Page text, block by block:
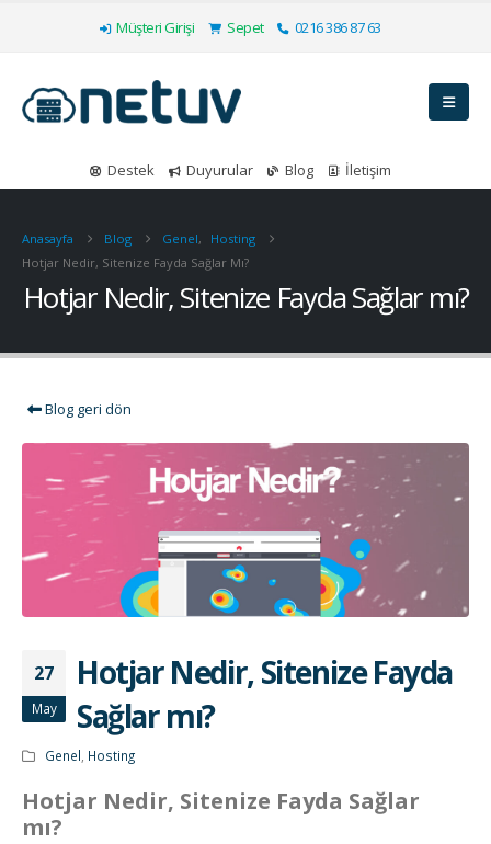
Müşteri Girişi Sepet 0216 386 87 63
Destek Duyurular Blog İletişim
Anasayfa Blog Genel,
Hosting
Hotjar Nedir, Sitenize Fayda Sağlar Mı?
Hotjar Nedir, Sitenize Fayda Sağlar mı?
Blog geri dön
27
May
Hotjar Nedir, Sitenize Fayda
Sağlar mı?
Genel, Hosting
Hotjar Nedir, Sitenize Fayda Sağlar
mı?